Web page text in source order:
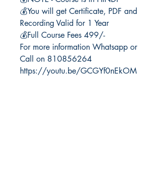
💰You will get Certificate, PDF and
Recording Valid for 1 Year
💰Full Course Fees 499/-
For more information Whatsapp or
Call on 810856264
https://youtu.be/GCGYf0nEkOM